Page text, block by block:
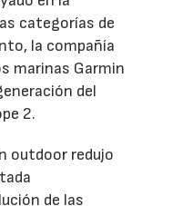
categorías de
la compañía
marinas Garmin
del
2.
outdoor redujo
de las